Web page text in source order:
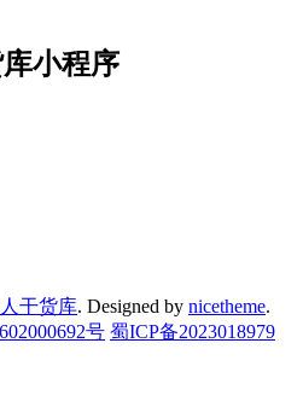
小程序
干货库. Designed by nicetheme.
号 蜀ICP备2023018979